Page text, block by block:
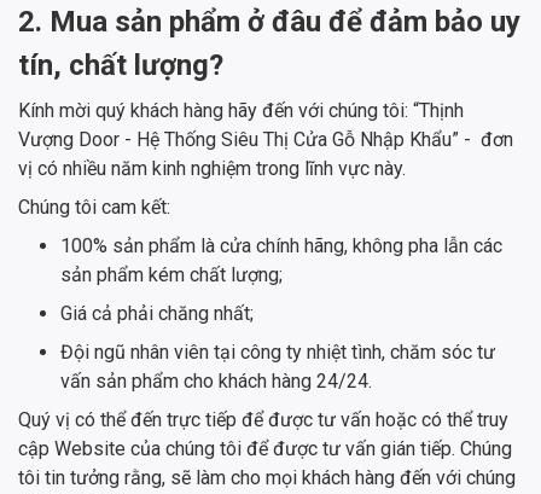
2. Mua sản phẩm ở đâu để đảm bảo uy
tín, chất lượng?
Kính mời quý khách hàng hãy đến với chúng tôi: “Thịnh
Vượng Door - Hệ Thống Siêu Thị Cửa Gỗ Nhập Khẩu” - đơn
vị có nhiều năm kinh nghiệm trong lĩnh vực này.
Chúng tôi cam kết:
100% sản phẩm là cửa chính hãng, không pha lẫn các
sản phẩm kém chất lượng;
Giá cả phải chăng nhất;
Đội ngũ nhân viên tại công ty nhiệt tình, chăm sóc tư
vấn sản phẩm cho khách hàng 24/24.
Quý vị có thể đến trực tiếp để được tư vấn hoặc có thể truy
cập Website của chúng tôi để được tư vấn gián tiếp. Chúng
tôi tin tưởng rằng, sẽ làm cho mọi khách hàng đến với chúng